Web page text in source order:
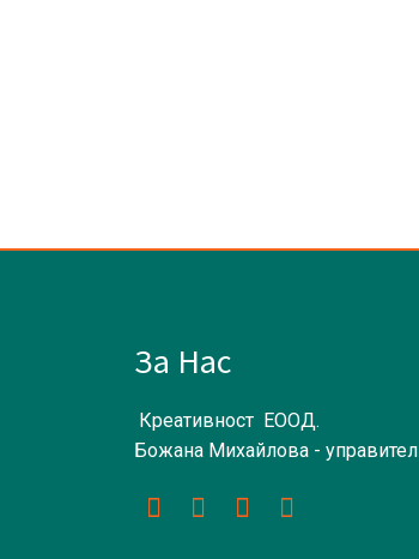
За Нас
Креативност ЕООД.
Божана Михайлова - управител